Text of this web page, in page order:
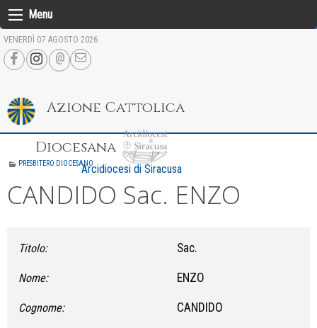
Skip
to
content
Menu
VENERDÌ 07 AGOSTO 2026
Azione Cattolica
Diocesana
Arcidiocesi di Siracusa
PRESBITERO DIOCESANO
CANDIDO Sac. ENZO
Titolo: Sac.
Nome: ENZO
Cognome: CANDIDO